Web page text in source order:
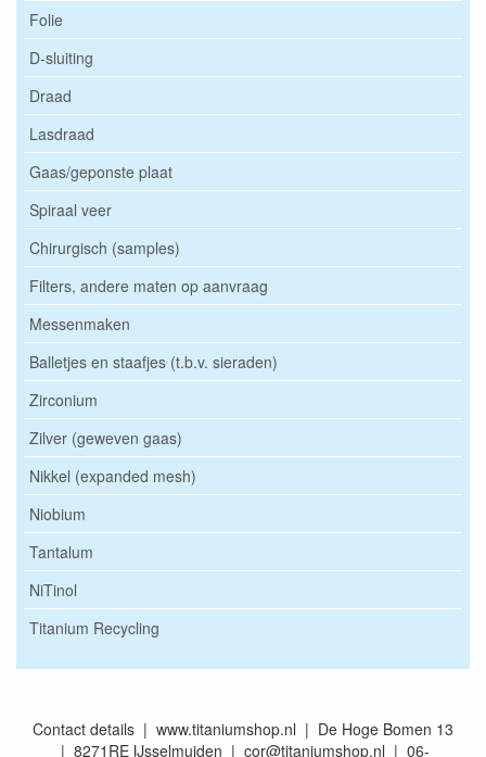
Folie
D-sluiting
Draad
Lasdraad
Gaas/geponste plaat
Spiraal veer
Chirurgisch (samples)
Filters, andere maten op aanvraag
Messenmaken
Balletjes en staafjes (t.b.v. sieraden)
Zirconium
Zilver (geweven gaas)
Nikkel (expanded mesh)
Niobium
Tantalum
NiTinol
Titanium Recycling
Contact details | www.titaniumshop.nl | De Hoge Bomen 13
| 8271RE IJsselmuiden | cor@titaniumshop.nl | 06-